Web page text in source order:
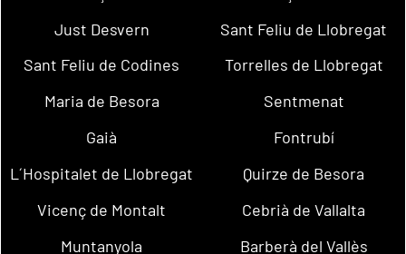
Just Desvern
Sant Feliu de Llobregat
Sant Feliu de Codines
Torrelles de Llobregat
Maria de Besora
Sentmenat
Gaià
Fontrubí
L´Hospitalet de Llobregat
Quirze de Besora
Vicenç de Montalt
Cebrià de Vallalta
Muntanyola
Barberà del Vallès